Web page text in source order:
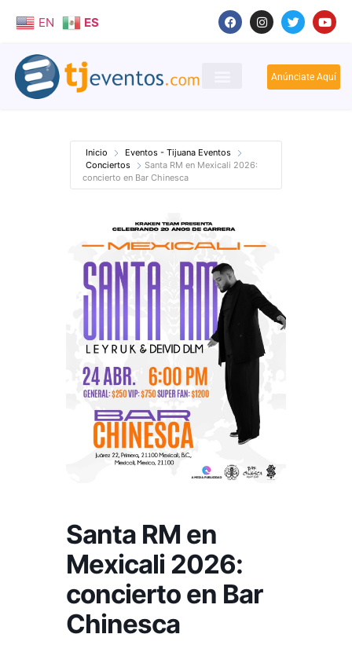
EN ES
Anúnciate Aquí
Inicio
Eventos - Tijuana Eventos
Conciertos
Santa RM en Mexicali 2026:
concierto en Bar Chinesca
Santa RM en
Mexicali 2026:
concierto en Bar
Chinesca